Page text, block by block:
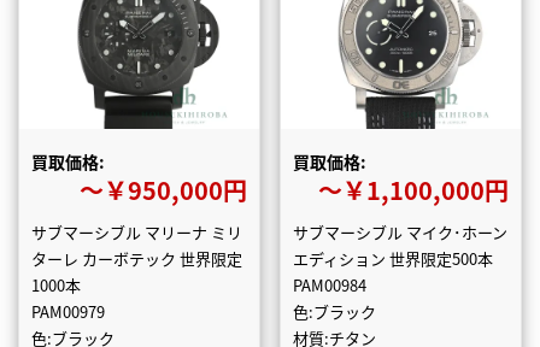
買取価格:
〜￥950,000円
サブマーシブル マリーナ ミリ
ターレ カーボテック 世界限定
1000本
PAM00979
色:ブラック
買取価格:
〜￥1,100,000円
サブマーシブル マイク･ホーン
エディション 世界限定500本
PAM00984
色:ブラック
材質:チタン